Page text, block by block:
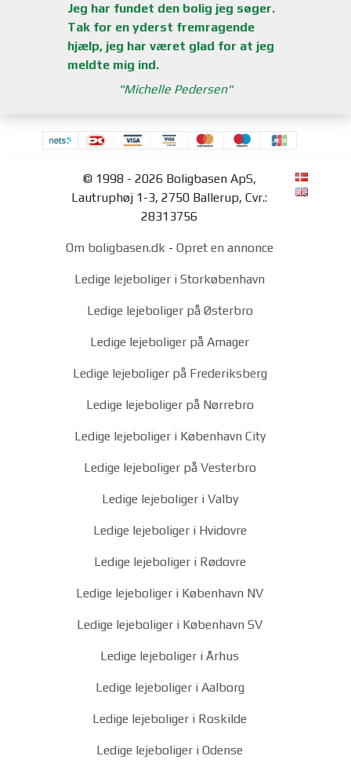
Jeg har fundet den bolig jeg søger.
Tak for en yderst fremragende
hjælp, jeg har været glad for at jeg
meldte mig ind.
Michelle Pedersen
© 1998 - 2026 Boligbasen ApS,
Lautruphøj 1-3, 2750 Ballerup, Cvr.:
28313756
Om boligbasen.dk - Opret en annonce
Ledige lejeboliger i Storkøbenhavn
Ledige lejeboliger på Østerbro
Ledige lejeboliger på Amager
Ledige lejeboliger på Frederiksberg
Ledige lejeboliger på Nørrebro
Ledige lejeboliger i København City
Ledige lejeboliger på Vesterbro
Ledige lejeboliger i Valby
Ledige lejeboliger i Hvidovre
Ledige lejeboliger i Rødovre
Ledige lejeboliger i København NV
Ledige lejeboliger i København SV
Ledige lejeboliger i Århus
Ledige lejeboliger i Aalborg
Ledige lejeboliger i Roskilde
Ledige lejeboliger i Odense